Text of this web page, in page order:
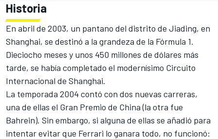
Historia
En abril de 2003, un pantano del distrito de Jiading, en
Shanghai, se destinó a la grandeza de la Fórmula 1.
Dieciocho meses y unos 450 millones de dólares más
tarde, se había completado el modernísimo Circuito
Internacional de Shanghai.
La temporada 2004 contó con dos nuevas carreras,
una de ellas el Gran Premio de China (la otra fue
Bahrein). Sin embargo, si alguna de ellas se añadió para
intentar evitar que Ferrari lo ganara todo, no funcionó: